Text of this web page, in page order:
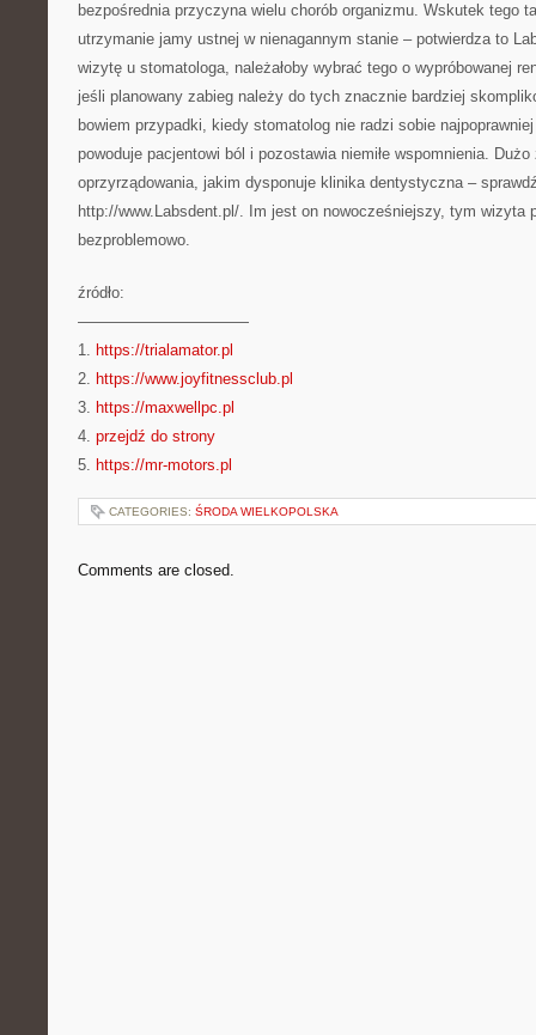
bezpośrednia przyczyna wielu chorób organizmu. Wskutek tego
utrzymanie jamy ustnej w nienagannym stanie – potwierdza to
wizytę u stomatologa, należałoby wybrać tego o wypróbowanej
jeśli planowany zabieg należy do tych znacznie bardziej
bowiem przypadki, kiedy stomatolog nie radzi sobie
powoduje pacjentowi ból i pozostawia niemiłe wspomnienia.
oprzyrządowania, jakim dysponuje klinika dentystyczna –
http://www.Labsdent.pl/. Im jest on nowocześniejszy, tym wizyta
bezproblemowo.
źródło:
———————————
1. https://trialamator.pl
2. https://www.joyfitnessclub.pl
3. https://maxwellpc.pl
4. przejdź do strony
5. https://mr-motors.pl
CATEGORIES: ŚRODA WIELKOPOLSKA
Comments are closed.